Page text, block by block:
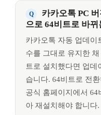
카카오톡 PC
으로 64비트로 바뀌
카카오톡 자동 업데이
수를 그대로 유지한
트로 설치했다면 업데
습니다. 64비트로 전
공식 홈페이지에서
아 재설치해야 합니다.